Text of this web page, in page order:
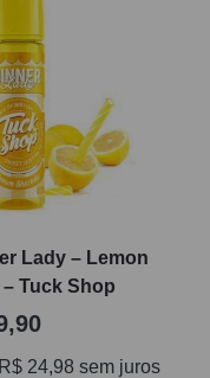
Lady – Lemon
Tuck Shop
R$ 24,98 sem juros